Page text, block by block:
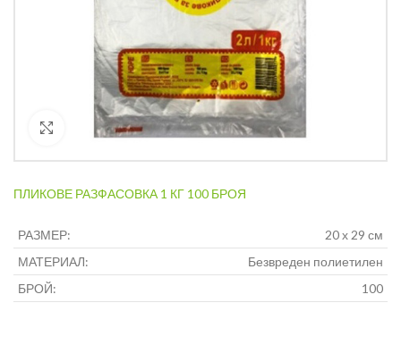
Кликнете за уголемяване
ПЛИКОВЕ РАЗФАСОВКА 1 КГ 100 БРОЯ
РАЗМЕР:
20 х 29 см
МАТЕРИАЛ:
Безвреден полиетилен
БРОЙ:
100